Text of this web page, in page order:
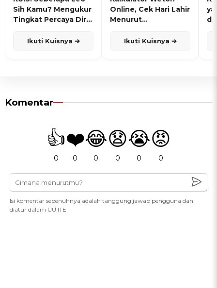
Sih Kamu? Mengukur
Tingkat Percaya Diri
Ikuti Kuisnya ➔
Online, Cek Hari Lahir
Menurut
Ikuti Kuisnya ➔
Komentar
👍
0
❤️
0
😂
0
😧
0
😭
0
😡
0
Isi komentar sepenuhnya adalah tanggung jawab pengguna dan
diatur dalam UU ITE